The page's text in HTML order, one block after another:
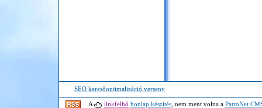
SEO keresőoptimalizáció verseny
A linkfelhő honlap készítés , nem ment volna a PatroNet